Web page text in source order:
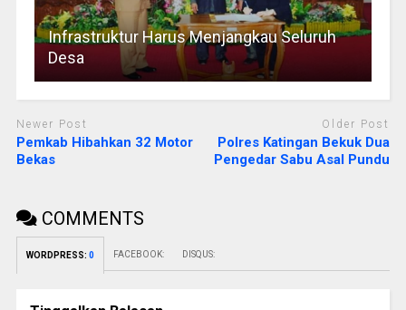
Infrastruktur Harus Menjangkau Seluruh
Desa
Newer Post
Pemkab Hibahkan 32 Motor
Bekas
Older Post
Polres Katingan Bekuk Dua
Pengedar Sabu Asal Pundu
COMMENTS
WORDPRESS: 0 FACEBOOK: DISQUS: